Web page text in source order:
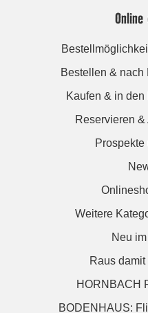
Bestellen & nach
Kaufen & in
Reservieren
Weitere
Neu
Raus
HORNBACH
BODENHAUS: